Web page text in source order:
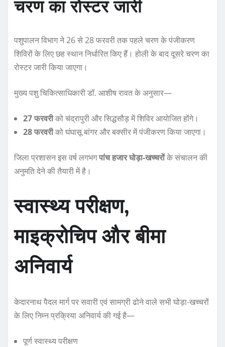
चरण का रोस्टर जारी
पशुपालन विभाग ने 26 से 28 फरवरी तक पहले चरण के पंजीकरण
शिविरों के लिए छह स्थान निर्धारित किए हैं। होली के बाद दूसरे चरण का
रोस्टर जारी किया जाएगा।
मुख्य पशु चिकित्साधिकारी डॉ. आशीष रावत के अनुसार—
27 फरवरीको चंद्रापुरी और सिद्धसौड़ में शिविर आयोजित होंगे।
28 फरवरीको घंघासू बांगर और बक्सीर में पंजीकरण किया जाएगा।
जिला प्रशासन इस वर्ष लगभगपांच हजार घोड़ा-खच्चरोंके संचालन की
अनुमति देने की तैयारी में है।
स्वास्थ्य परीक्षण,
माइक्रोचिप और बीमा
अनिवार्य
केदारनाथ पैदल मार्ग पर सवारी एवं सामग्री ढोने वाले सभी घोड़ा-खच्चरों
के लिए निम्न प्रक्रिया अनिवार्य की गई है—
पूर्ण स्वास्थ्य परीक्षण